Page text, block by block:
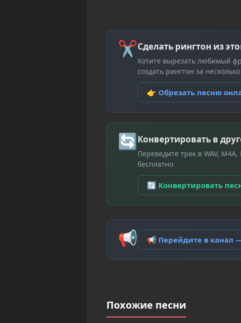
✂Сделать рингтон из
Хотите вырезать любимый
создать рингтон за
👉 Обрезать песню
🔄Конвертировать в
Переведите трек в WAV,
бесплатно.
🔄 Конвертировать
📢 📢 Перейдите в
Похожие песни